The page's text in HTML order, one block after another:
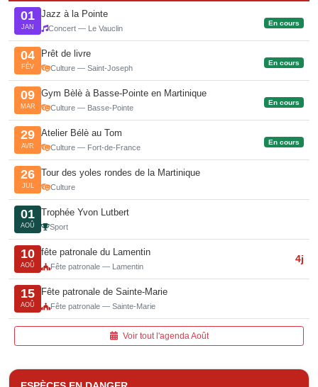
01
JAN
Jazz à la Pointe
Concert — Le Vauclin
En cours
04
FÉV
Prêt de livre
Culture — Saint-Joseph
En cours
09
MAR
Gym Bèlè à Basse-Pointe en Martinique
Culture — Basse-Pointe
En cours
29
AVR
Atelier Bélè au Tom
Culture — Fort-de-France
En cours
26
JUL
Tour des yoles rondes de la Martinique
Culture
01
AOÛ
Trophée Yvon Lutbert
Sport
10
AOÛ
fête patronale du Lamentin
Fête patronale — Lamentin
4j
15
AOÛ
Fête patronale de Sainte-Marie
Fête patronale — Sainte-Marie
Voir tout l'agenda Août